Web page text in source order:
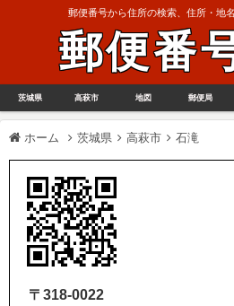
郵便番号から住所の検索、住所・地
郵便番
茨城県 高萩市 地図 郵便局
ホーム 茨城県 高萩市 石滝
〒318-0022